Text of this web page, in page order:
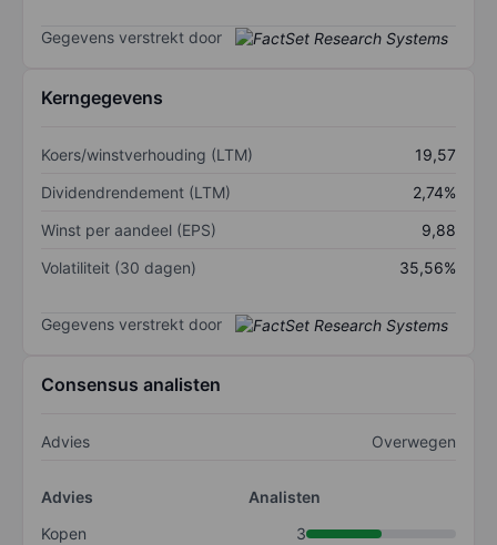
Gegevens verstrekt door
Kerngegevens
Koers/winstverhouding (LTM)
19,57
Dividendrendement (LTM)
2,74%
Winst per aandeel (EPS)
9,88
Volatiliteit (30 dagen)
35,56%
Gegevens verstrekt door
Consensus analisten
Advies Overwegen
Advies
Analisten
Kopen
3